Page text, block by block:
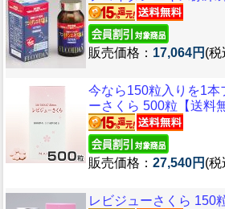
販売価格： 17,064円 (税
今なら150粒入りを1
ーさくら 500粒【送料
販売価格： 27,540円 (税
レビジューさくら 150